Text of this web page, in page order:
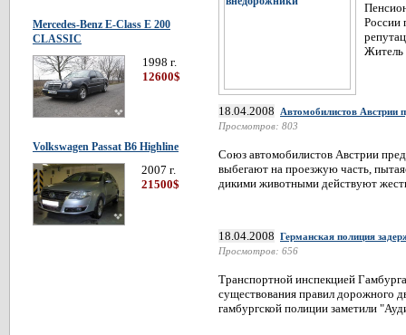
Mercedes-Benz E-Class E 200
CLASSIC
1998 г.
12600$
Volkswagen Passat В6 Highline
2007 г.
21500$
России
Житель
18.04.2008
Автомобилистов Австрии
Просмотров: 803
Союз автомобилистов Австрии
выбегают на проезжую часть,
дикими животными действуют
18.04.2008 Германская полиция
Просмотров: 656
Транспортной инспекцией
существования правил дорожного
гамбургской полиции заметили